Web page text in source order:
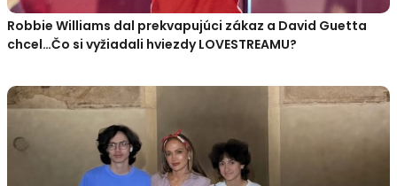
Robbie Williams dal prekvapujúci zákaz a David Guetta
chcel…Čo si vyžiadali hviezdy LOVESTREAMU?